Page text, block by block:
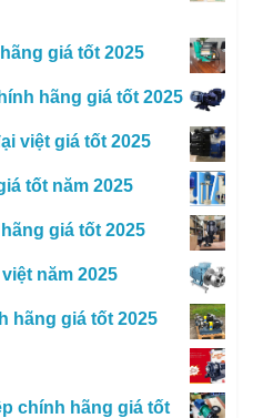
giá tốt 2025
hãng giá tốt 2025
việt giá tốt 2025
tốt năm 2025
giá tốt 2025
năm 2025
hãng giá tốt 2025
chính hãng giá tốt